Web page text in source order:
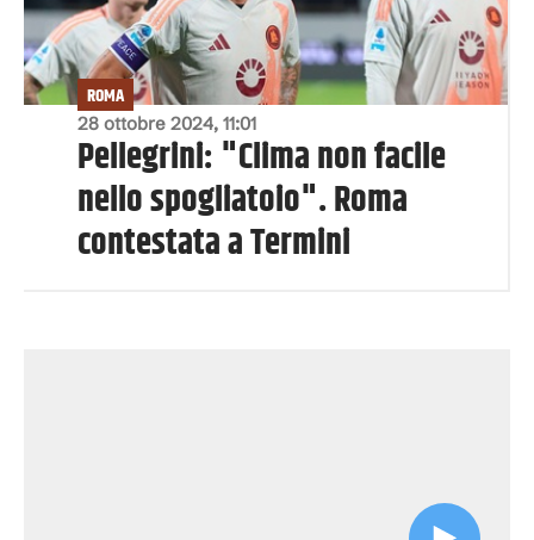
28 ottobre 2024, 11:01
ROMA
Pellegrini: "Clima non facile
nello spogliatoio". Roma
contestata a Termini